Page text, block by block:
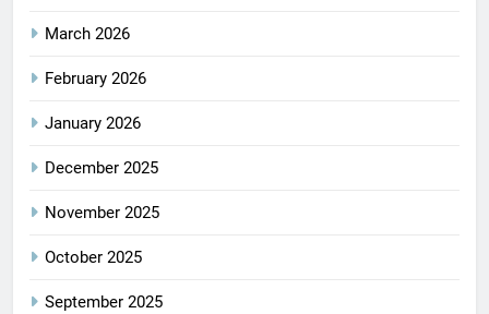
March 2026
February 2026
January 2026
December 2025
November 2025
October 2025
September 2025